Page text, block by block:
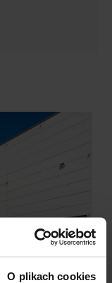
O plikach cookies